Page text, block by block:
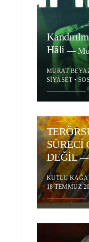
Hâli—
MURAT
SIYASET•
SÜRECİ
DEĞİL
KUTLU
18 TEMMUZ